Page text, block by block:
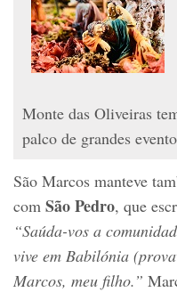
Monte das Oliveiras
palco de grandes
São Marcos manteve
com São Pedro, que
“Saúda-vos a
vive em Babilónia
Marcos, meu filho.”